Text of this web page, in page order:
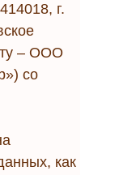
г.
– ООО
со
как